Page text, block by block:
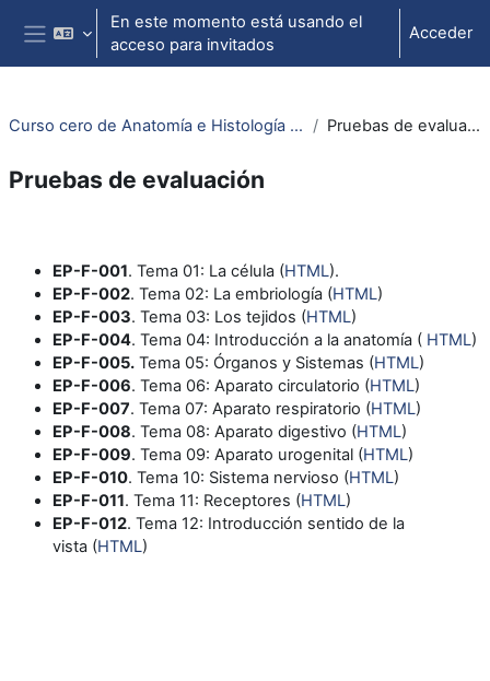
Salta al contenido principal
Panel lateral
En este momento está usando el
acceso para invitados
Acceder
Curso cero de Anatomía e Histología ocular Pruebas de evaluación
Pruebas de evaluación
EP-F-001. Tema 01: La célula (HTML).
EP-F-002. Tema 02: La embriología (HTML)
EP-F-003. Tema 03: Los tejidos (HTML)
EP-F-004. Tema 04: Introducción a la anatomía ( HTML)
EP-F-005. Tema 05: Órganos y Sistemas (HTML)
EP-F-006. Tema 06: Aparato circulatorio (HTML)
EP-F-007. Tema 07: Aparato respiratorio (HTML)
EP-F-008. Tema 08: Aparato digestivo (HTML)
EP-F-009. Tema 09: Aparato urogenital (HTML)
EP-F-010. Tema 10: Sistema nervioso (HTML)
EP-F-011. Tema 11: Receptores (HTML)
EP-F-012. Tema 12: Introducción sentido de la
vista (HTML)